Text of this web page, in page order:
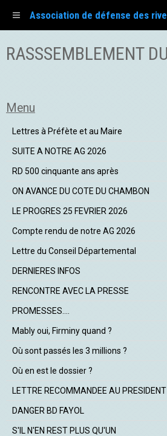
RASSSEMBLEMENT
Menu
Lettres à Préfète et au Maire
SUITE A NOTRE AG 2026
RD 500 cinquante ans après
ON AVANCE DU COTE DU CHAMBON
LE PROGRES 25 FEVRIER 2026
Compte rendu de notre AG 2026
Lettre du Conseil Départemental
DERNIERES INFOS
RENCONTRE AVEC LA PRESSE
PROMESSES....
Mably oui, Firminy quand ?
Où sont passés les 3 millions ?
Où en est le dossier ?
LETTRE RECOMMANDEE AU
DANGER BD FAYOL
S'IL N'EN REST PLUS QU'UN